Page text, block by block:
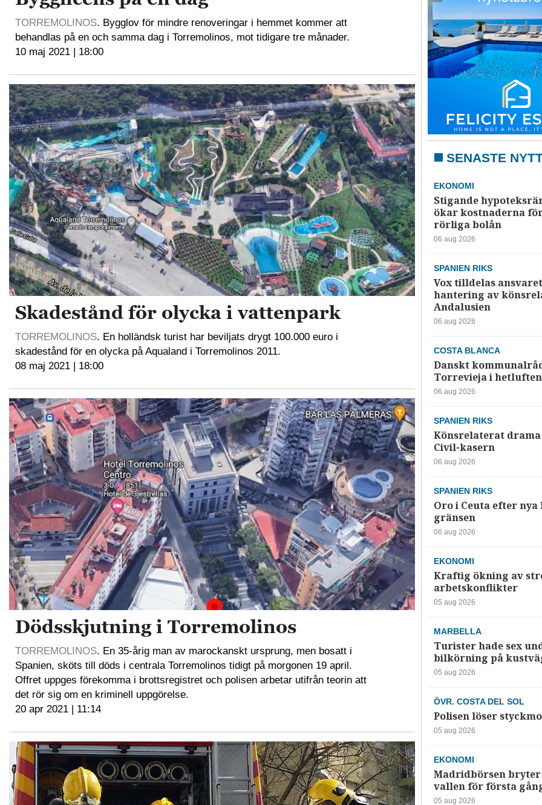
TORREMOLINOS. Bygglov för mindre renoveringar i hemmet kommer att
behandlas på en och samma dag i Torremolinos, mot tidigare tre månader.
10 maj 2021 | 18:00
Skadestånd för olycka i vattenpark
TORREMOLINOS. En holländsk turist har beviljats drygt 100.000 euro i
skadestånd för en olycka på Aqualand i Torremolinos 2011.
08 maj 2021 | 18:00
Dödsskjutning i Torremolinos
TORREMOLINOS. En 35-årig man av marockanskt ursprung, men bosatt i
Spanien, sköts till döds i centrala Torremolinos tidigt på morgonen 19 april.
Offret uppges förekomma i brottsregistret och polisen arbetar utifrån teorin att
det rör sig om en kriminell uppgörelse.
20 apr 2021 | 11:14
SENASTE
EKONOMI
Stigande
ökar kostnaderna
rörliga bolån
06 aug 2026
SPANIEN RIKS
Vox tilldelas
hantering av
Andalusien
06 aug 2026
COSTA BLANCA
Danskt
Torrevieja i hetluften
06 aug 2026
SPANIEN RIKS
Könsrelaterat
Civil-kasern
06 aug 2026
SPANIEN RIKS
Oro i Ceuta efter
gränsen
06 aug 2026
EKONOMI
Kraftig ökning av
arbetskonflikter
05 aug 2026
MARBELLA
Turister hade sex
bilkörning på
05 aug 2026
ÖVR. COSTA DEL SOL
Polisen löser
05 aug 2026
EKONOMI
Madridbörsen bryter
vallen för första
05 aug 2026